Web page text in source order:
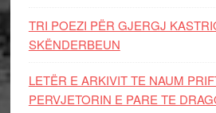
TRI POEZI PËR GJERGJ
SKËNDERBEUN
LETËR E ARKIVIT TE NAUM
PERVJETORIN E PARE TE